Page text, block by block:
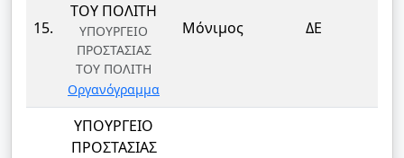
15.
ΤΟΥ ΠΟΛΙΤΗ
ΥΠΟΥΡΓΕΙΟ
ΠΡΟΣΤΑΣΙΑΣ
ΤΟΥ ΠΟΛΙΤΗ
Οργανόγραμμα
Μόνιμος ΔΕ
ΥΠΟΥΡΓΕΙΟ
ΠΡΟΣΤΑΣΙΑΣ